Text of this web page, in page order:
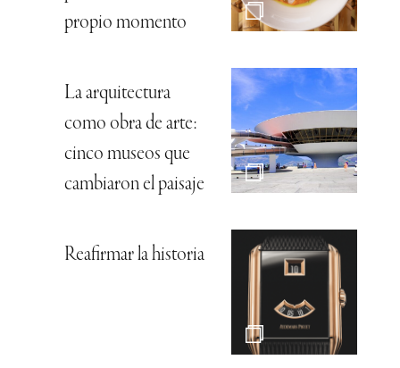
propio momento
La arquitectura
como obra de arte:
cinco museos que
cambiaron el paisaje
Reafirmar la historia